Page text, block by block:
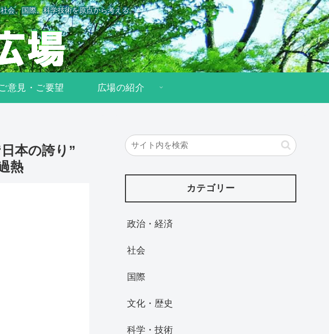
会、国際、科学技術を原点から考える。
意見・ご要望 広場の紹介
本の誇り”
熱
カテゴリー
政治・経済
社会
国際
文化・歴史
科学・技術